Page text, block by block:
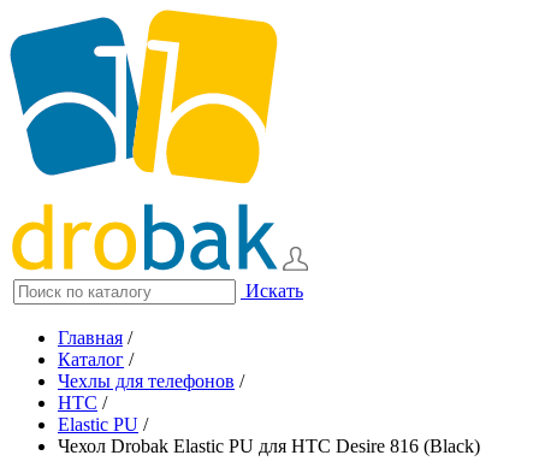
Искать
Главная /
Каталог /
Чехлы для телефонов /
HTC /
Elastic PU /
Чехол Drobak Elastic PU для HTC Desire 816 (Black)